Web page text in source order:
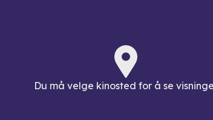
Du må velge kinosted for å se